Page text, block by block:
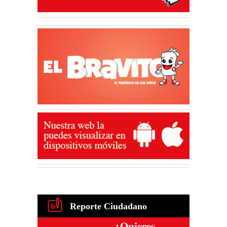
Reporte Ciudadano